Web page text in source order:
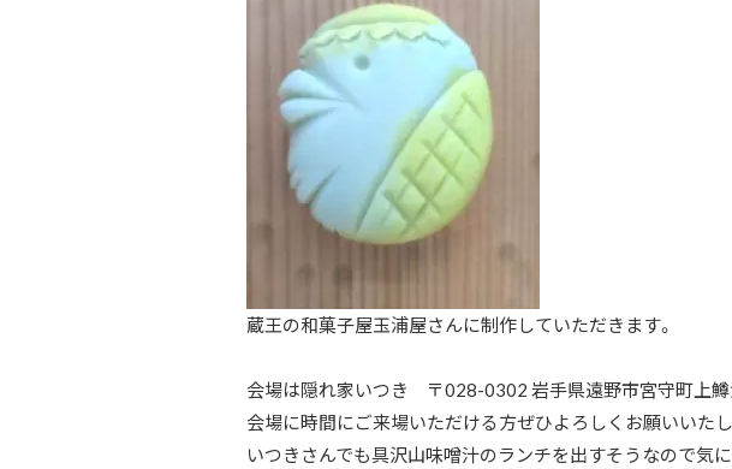
蔵王の和菓子屋玉浦屋さんに制作していただきます。
会場は隠れ家いつき 〒028-0302 岩手県遠野市宮守町上
会場に時間にご来場いただける方ぜひよろしくお願いいた
いつきさんでも具沢山味噌汁のランチを出すそうなので気